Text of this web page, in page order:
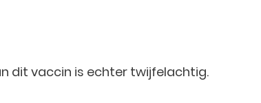
dit vaccin is echter twijfelachtig.